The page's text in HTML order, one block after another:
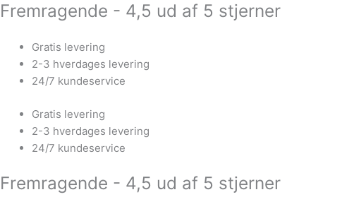
Gå
indholdet
Fremragende - 4,5 ud af 5 stjerner
Gratis levering
2-3 hverdages levering
24/7 kundeservice
Gratis levering
2-3 hverdages levering
24/7 kundeservice
Fremragende - 4,5 ud af 5 stjerner
Reol